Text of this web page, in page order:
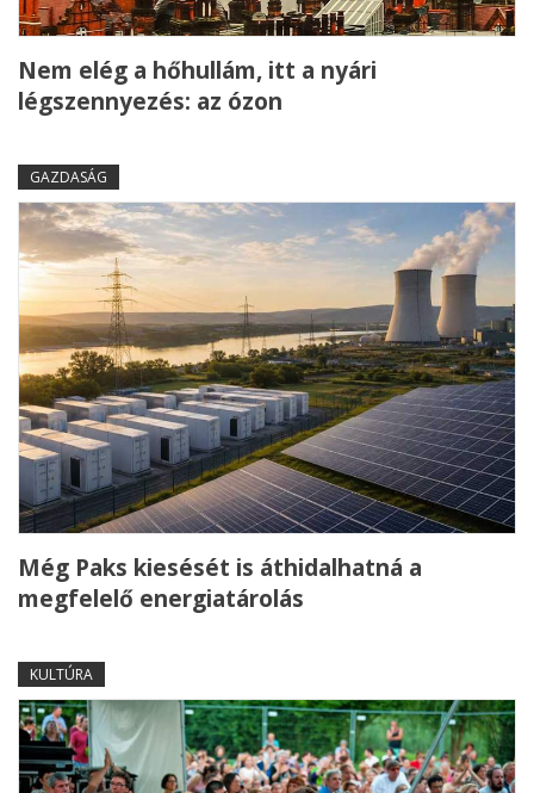
Nem elég a hőhullám, itt a nyári
légszennyezés: az ózon
GAZDASÁG
Még Paks kiesését is áthidalhatná a
megfelelő energiatárolás
KULTÚRA